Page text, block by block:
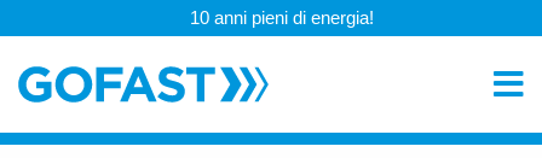
10 anni pieni di energia!